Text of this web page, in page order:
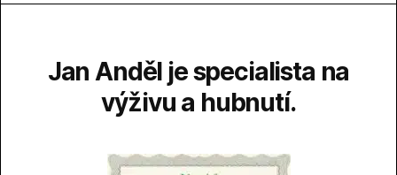
Jan Anděl je specialista na
výživu a hubnutí.